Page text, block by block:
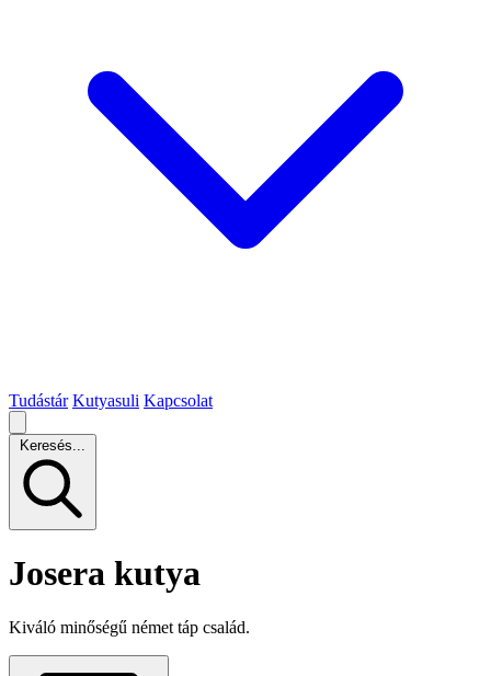
Tudástár Kutyasuli Kapcsolat
Keresés...
Josera kutya
Kiváló minőségű német táp család.